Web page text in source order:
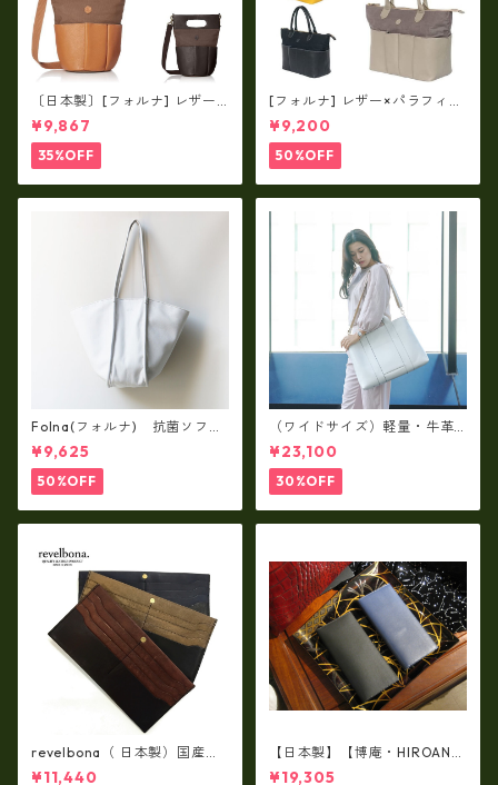
〔日本製〕[フォルナ] レザー×
パラフィン筒型2way シュリン
クレザー×79Aパラフィン fo
-259630
¥9,867
35%OFF
[フォルナ] レザー×パラフィン
筒型2way シュリンクレザー×
79Aパラフィン トートL fo-2
59632
¥9,200
50%OFF
Folna(フォルナ) 抗菌ソフト
スムースレザー トートバッグ
¥9,625
50%OFF
（ワイドサイズ）軽量・牛革
製品・2WAYヌメ革トートバッ
グ（A3サイズ/日本製）(高収
納）ir-02G
¥23,100
30%OFF
revelbona（ 日本製）国産牛
革製・お札入れ ロングウォ
¥11,440
【日本製】【博庵・HIROAN】
最高級牛革（ボーテッド）札
¥19,305